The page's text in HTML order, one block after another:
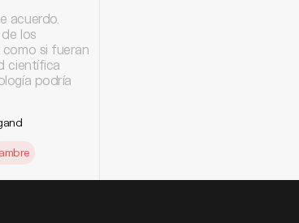
acuerdo.
los
si fueran
científica
podría